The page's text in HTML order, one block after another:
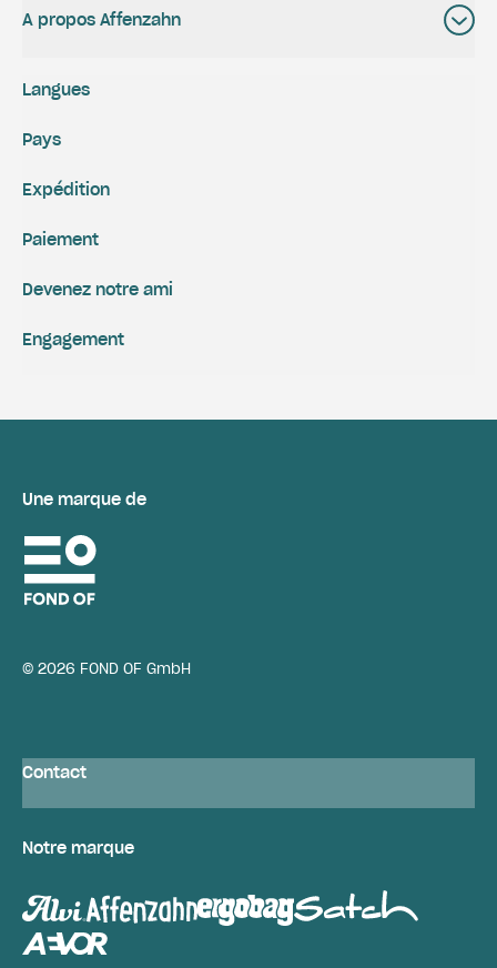
A propos Affenzahn
Expédition
Paiement
Engagement
Devenez notre ami
Langues
Pays
Une marque de
© 2026 FOND OF GmbH
Contact
Notre marque